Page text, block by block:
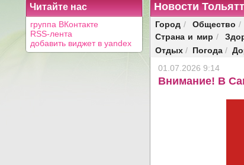
Читайте нас
группа ВКонтакте
RSS-лента
добавить виджет в yandex
Новости
Город / Общество /
Страна и мир /
Отдых / Погода /
01.07.2026 9:14
Внимание! В